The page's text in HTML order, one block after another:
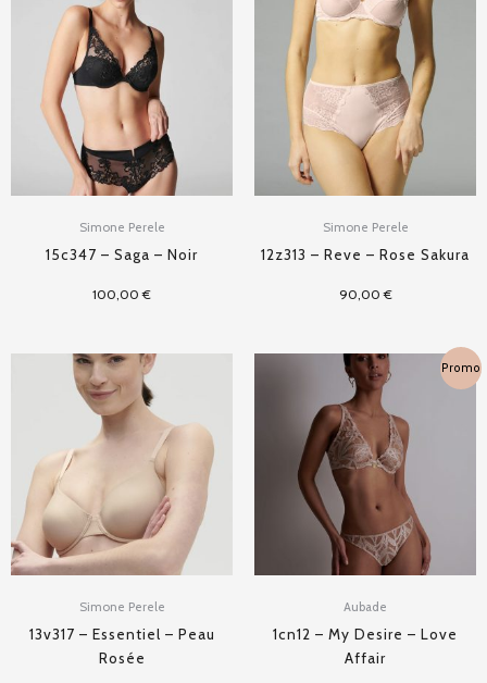
Simone Perele
15c347 – Saga – Noir
100,00€
Simone Perele
12z313 – Reve – Rose Sakura
90,00€
Simone Perele
13v317 – Essentiel – Peau
Rosée
Promo
Aubade
1cn12 – My Desire – Love
Affair
Plage
de